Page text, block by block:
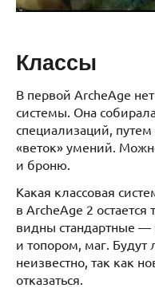
Классы
В первой ArcheAge
системы. Она
специализаций,
«веток» умений.
и броню.
Какая классовая
в ArcheAge 2 остается
видны стандартные
и топором, маг.
неизвестно, так как
отказаться.